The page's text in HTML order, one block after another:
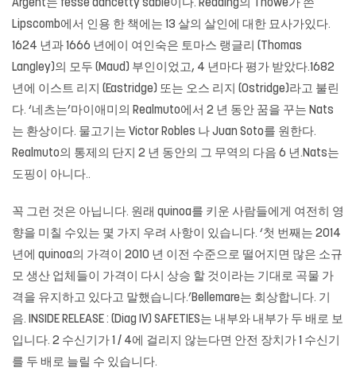
Argent는 fesse dancetty sable이다. Reading의 Thowe가 쓴
Lipscomb에서 인용 한 책에는 13 살의 살인에 대한 묘사가있다.
1624 년과 1666 년에이 여인숙은 토마스 랭글리 (Thomas
Langley)의 모두 (Maud) 부인이었고, 4 년마다 평가 받았다.1682
년에 이스트 리지 (Eastridge) 또는 오스 리지 (Ostridge)라고 불린
다. ‘네츠는’마이애미의 Realmuto에서 2 년 동안 꿈을 꾸는 Nats
는 환상이다. 물고기는 Victor Robles 나 Juan Soto를 원한다.
Realmuto의 통제의 단지 2 년 동안의 그 무역의 다음 6 년.Nats는
도핑이 아니다..
꼭 그런 것은 아닙니다. 원래 quinoa를 키운 사람들에게 여전히 영
향을 미칠 수있는 몇 가지 우려 사항이 있습니다. ‘첫 번째는 2014
년에 quinoa의 가격이 2010 년 이전 수준으로 떨어지면 많은 소규
모 생산 업체들이 가격이 다시 상승 할 것이라는 기대로 곡물 가
격을 유지하고 있다고 말했습니다.’Bellemare는 회상합니다. 기
음. INSIDE RELEASE : (Diag IV) SAFETIES는 내부와 내부가 두 배로 보
입니다. 2 수신기가 1 / 4에 걸리지 않는다면 안전 장치가 1 수신기
를 두 배로 늘릴 수 있습니다.